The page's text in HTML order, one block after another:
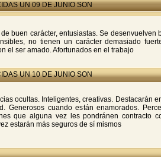
UN 09 DE JUNIO SON
buen carácter, entusiastas. Se
no tienen un carácter demasiado
el ser amado. Afortunados en el trabajo
UN 10 DE JUNIO SON
ocultas. Inteligentes, creativas. Destacarán
Generosos cuando están enamorados.
que alguna vez les pondránen contracto
estarán más seguros de sí mismos